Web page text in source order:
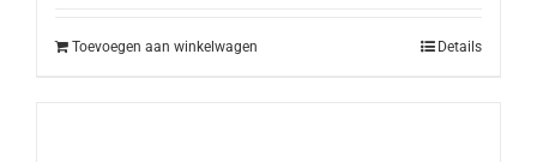
Toevoegen aan winkelwagen Details